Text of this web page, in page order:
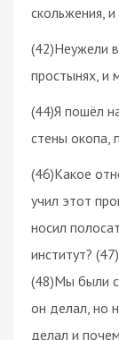
скольжения,
(42)Неужели
простынях, и
(44)Я пошёл
стены окопа,
(46)Какое
учил этот
носил
институт?
(48)Мы были
он делал, но
делал и